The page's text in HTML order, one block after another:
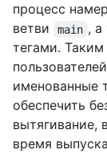
процесс
ветви
main , а
тегами.
именованные
обеспечить
вытягивание,
время